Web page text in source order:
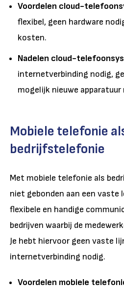
Voordelen cloud-
flexibel, geen hardware
kosten.
Nadelen cloud-
internetverbinding nodig,
mogelijk nieuwe apparatuur
Mobiele telefonie
bedrijfstelefonie
Met mobiele telefonie als
niet gebonden aan een vaste
flexibele en handige
bedrijven waarbij de
Je hebt hiervoor geen vaste
internetverbinding nodig.
Voordelen mobiele